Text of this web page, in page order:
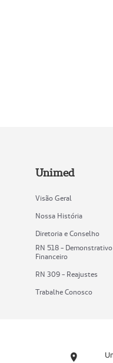
Unimed
Visão Geral
Nossa História
Diretoria e Conselho
RN 518 - Demonstrativo
Financeiro
RN 309 - Reajustes
Trabalhe Conosco